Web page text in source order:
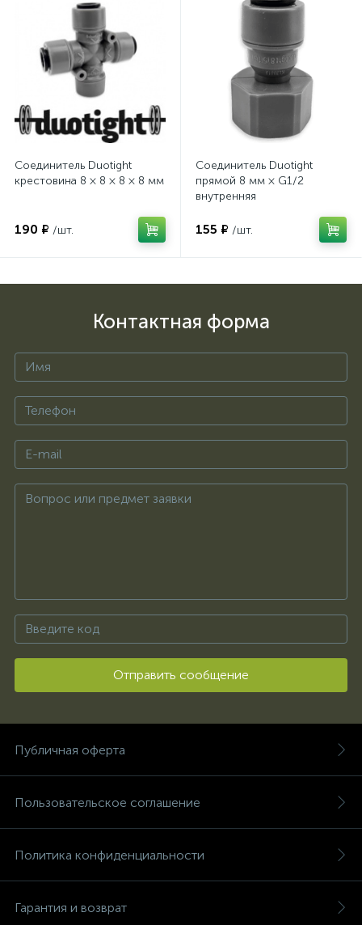
Соединитель Duotight
крестовина 8 × 8 × 8 × 8 мм
190 ₽ /шт.
Соединитель Duotight
прямой 8 мм × G1/2
внутренняя
155 ₽ /шт.
Контактная форма
Отправить сообщение
Публичная оферта
Пользовательское соглашение
Политика конфиденциальности
Гарантия и возврат